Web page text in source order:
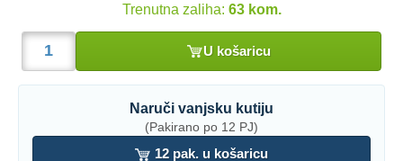
Trenutna zaliha: 63 kom.
U košaricu
Naruči vanjsku kutiju
(Pakirano po 12 PJ)
12 pak. u košaricu